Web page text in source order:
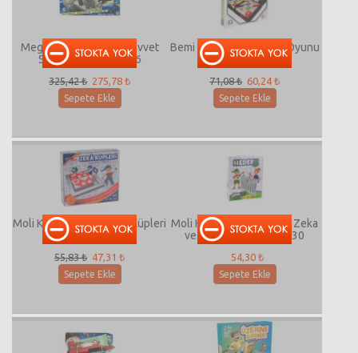
Mega Oyuncak Özel Kuvvet
Silah Seti GON00446
325,42 ₺ 275,78 ₺
Sepete Ekle
Bemi Eko Renkli Küpler Oyunu
009612
71,08 ₺ 60,24 ₺
Sepete Ekle
Moli Kutulu Eğitici Zeka Küpleri
( Q-bitz ) 01360
55,83 ₺ 47,31 ₺
Sepete Ekle
Moli Hedef 5 Akıl Mantık Zeka
ve Strateji Oyunu 00130
54,30 ₺
Sepete Ekle